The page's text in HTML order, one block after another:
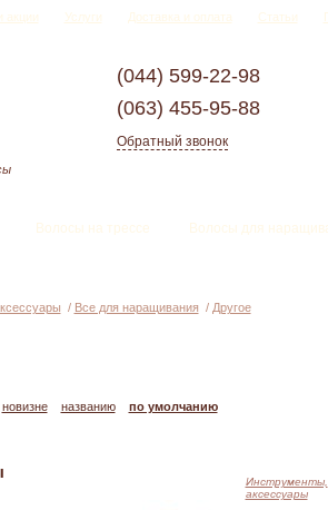
акции Услуги Доставка и оплата Статьи
(044) 599-22-98
(063) 455-95-88
Обратный звонок
Волосы на трессе Волосы для
/ Все для наращивания/ Другое
новизне названию по умолчанию
Инструменты,
аксессуары